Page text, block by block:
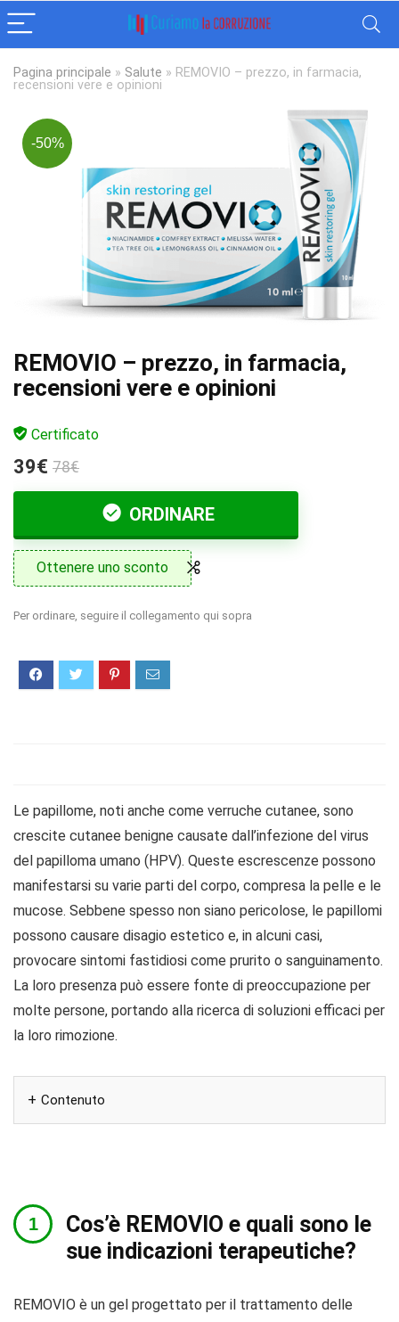
Pagina principale » Salute » REMOVIO – prezzo, in farmacia,
recensioni vere e opinioni
-50%
REMOVIO – prezzo, in farmacia,
recensioni vere e opinioni
Certificato
39€ 78€
ORDINARE
Ottenere uno sconto
Per ordinare, seguire il collegamento qui sopra
Le papillome, noti anche come verruche cutanee, sono
crescite cutanee benigne causate dall’infezione del virus
del papilloma umano (HPV). Queste escrescenze possono
manifestarsi su varie parti del corpo, compresa la pelle e le
mucose. Sebbene spesso non siano pericolose, le papillomi
possono causare disagio estetico e, in alcuni casi,
provocare sintomi fastidiosi come prurito o sanguinamento.
La loro presenza può essere fonte di preoccupazione per
molte persone, portando alla ricerca di soluzioni efficaci per
la loro rimozione.
Contenuto
Cos’è REMOVIO e quali sono le
sue indicazioni terapeutiche?
REMOVIO è un gel progettato per il trattamento delle